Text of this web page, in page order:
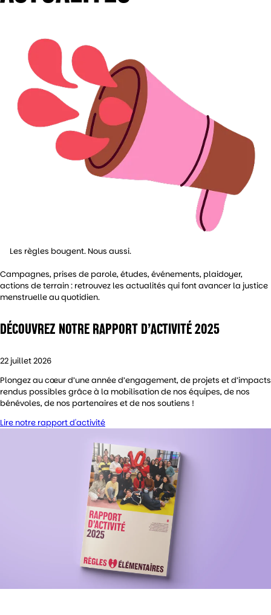
Les règles bougent. Nous aussi.
Campagnes, prises de parole, études, événements, plaidoyer,
actions de terrain : retrouvez les actualités qui font avancer la justice
menstruelle au quotidien.
DÉCOUVREZ NOTRE RAPPORT D’ACTIVITÉ 2025
22 juillet 2026
Plongez au cœur d’une année d’engagement, de projets et d’impacts
rendus possibles grâce à la mobilisation de nos équipes, de nos
bénévoles, de nos partenaires et de nos soutiens !
Lire notre rapport d'activité